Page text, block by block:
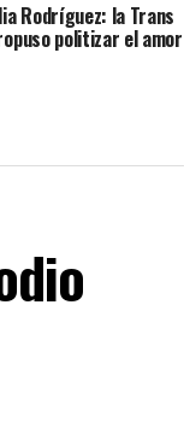
Rodríguez: la Trans
politizar el amor